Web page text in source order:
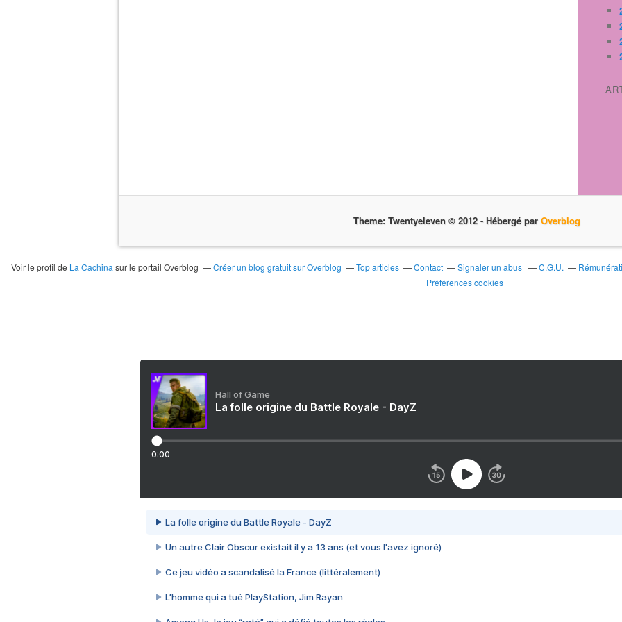
Theme: Twentyeleven © 2012 - Hébergé par Overblog
Voir le profil de La Cachina sur le portail Overblog Créer un blog gratuit sur Overblog Top articles Contact Signaler un abus C.G.U.
Préférences cookies
Hall of Game
La folle origine du Battle Royale - DayZ
0:00
La folle origine du Battle Royale - DayZ
Un autre Clair Obscur existait il y a 13 ans (et vous l'avez ignoré)
Ce jeu vidéo a scandalisé la France (littéralement)
L’homme qui a tué PlayStation, Jim Rayan